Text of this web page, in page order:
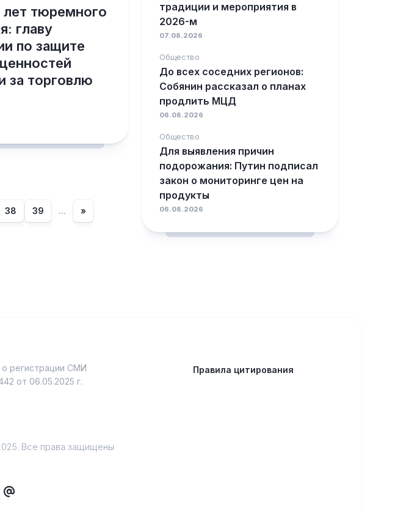
тюремного
главу
по защите
за торговлю
38 39 ... »
традиции и мероприятия в
2026-м
07.08.2026
Общество
До всех соседних регионов:
Собянин рассказал о планах
продлить МЦД
06.08.2026
Общество
Для выявления причин
подорожания: Путин подписал
закон о мониторинге цен на
продукты
06.08.2026
регистрации СМИ
от 06.05.2025 г.
Правила цитирования
Все права защищены